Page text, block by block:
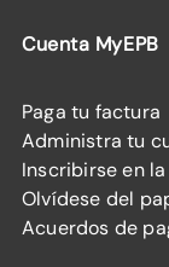
Cuenta MyEPB
Paga tu factura
Administra tu
Inscribirse en
Olvídese del
Acuerdos de